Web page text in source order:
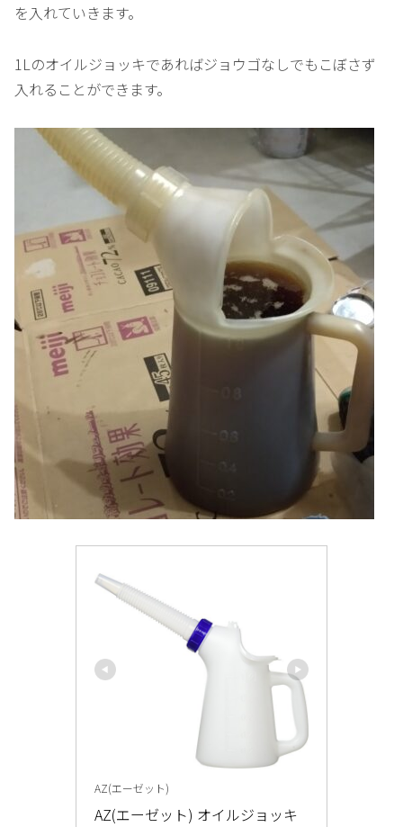
を入れていきます。
1Lのオイルジョッキであればジョウゴなしでもこぼさず
入れることができます。
AZ(エーゼット)
AZ(エーゼット) オイルジョッキ